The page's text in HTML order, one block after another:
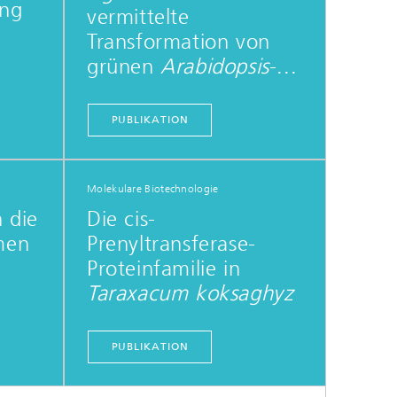
vermittelte
Transformation von
grünenArabidopsis-...
PUBLIKATION
die
Molekulare Biotechnologie
Die cis-
Prenyltransferase-
Proteinfamilie in
Taraxacum koksaghyz
PUBLIKATION